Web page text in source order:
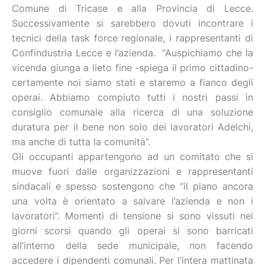
Comune di Tricase e alla Provincia di Lecce.
Successivamente si sarebbero dovuti incontrare i
tecnici della task force regionale, i rappresentanti di
Confindustria Lecce e l’azienda. “Auspichiamo che la
vicenda giunga a lieto fine -spiega il primo cittadino-
certamente noi siamo stati e staremo a fianco degli
operai. Abbiamo compiuto tutti i nostri passi in
consiglio comunale alla ricerca di una soluzione
duratura per il bene non solo dei lavoratori Adelchi,
ma anche di tutta la comunità”.
Gli occupanti appartengono ad un comitato che si
muove fuori dalle organizzazioni e rappresentanti
sindacali e spesso sostengono che “il piano ancora
una volta è orientato a salvare l’azienda e non i
lavoratori”. Momenti di tensione si sono vissuti nei
giorni scorsi quando gli operai si sono barricati
all’interno della sede municipale, non facendo
accedere i dipendenti comunali. Per l’intera mattinata